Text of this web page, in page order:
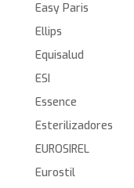
Easy Paris
Ellips
Equisalud
ESI
Essence
Esterilizadores
EUROSIREL
Eurostil